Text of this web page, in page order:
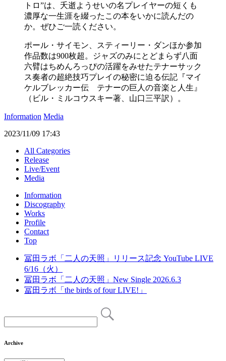
トロ”は、夭逝ようせいの名プレイヤーの短くも
濃厚な一生涯を綴ったこの本をいかに読んだの
か。ぜひご一読ください。
ポール・サイモン、スティーリー・ダンほか参加
作品数は900枚超。ジャズのみにとどまらず八面
六臂はちめんろっぴの活躍をみせたテナーサック
ス奏者の超絶技巧プレイの秘密に迫る伝記『マイ
ケルブレッカー伝 テナーの巨人の音楽と人生』
（ビル・ミルコウスキー著、山口三平訳）。
Information Media
2023/11/09 17:43
All Categories
Release
Live/Event
Media
Information
Discography
Works
Profile
Contact
Top
冨田ラボ「二人の天照」リリース記念 YouTube LIVE
6/16（火）
冨田ラボ「二人の天照」New Single 2026.6.3
冨田ラボ「the birds of four LIVE!」
Archive